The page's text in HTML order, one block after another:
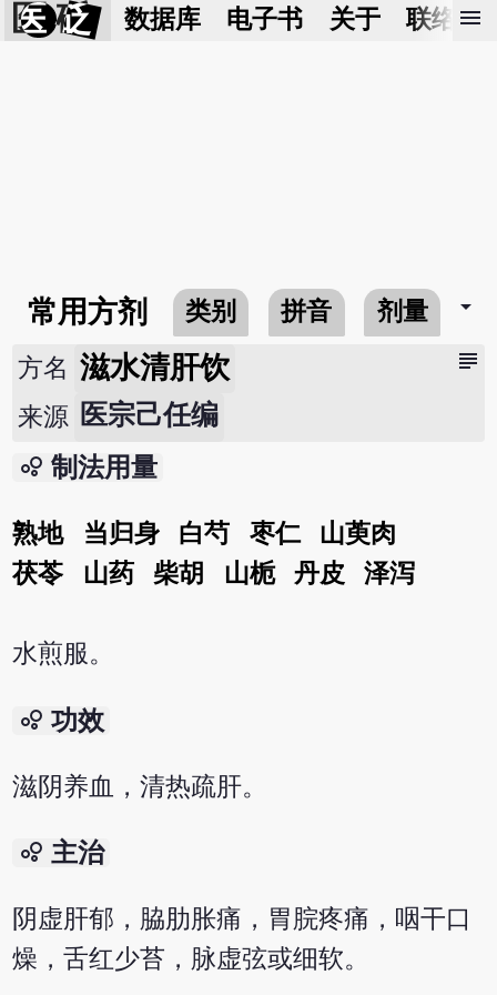
医 砭 数据库 电子书 关于 联络我
menu
常用方剂 类别 拼音 剂量 arrow_drop_down
subject
方名 滋水清肝饮
来源 医宗己任编
bubble_chart 制法用量
熟地 当归身 白芍 枣仁
山萸肉
茯苓
山药 柴胡 山栀 丹皮 泽泻
水煎服。
bubble_chart 功效
滋阴养血，清热疏肝。
bubble_chart 主治
阴虚肝郁，脇肋胀痛，胃脘疼痛，咽干口
燥，舌红少苔，脉虚弦或细软。